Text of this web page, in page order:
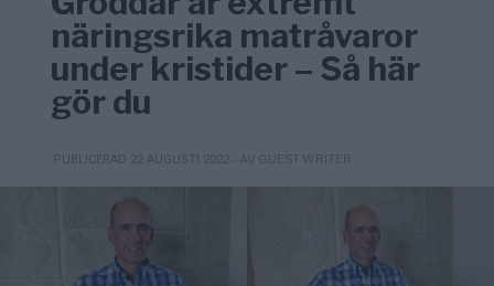
näringsrika matråvaror
under kristider – Så här
gör du
PUBLICERAD 22 AUGUSTI 2022 - AV GUEST WRITER